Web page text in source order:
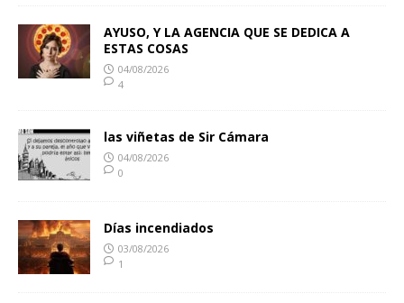
AYUSO, Y LA AGENCIA QUE SE DEDICA A
ESTAS COSAS
04/08/2026
4
las viñetas de Sir Cámara
04/08/2026
0
Días incendiados
03/08/2026
1